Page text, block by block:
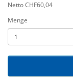
Netto CHF60,04
Menge